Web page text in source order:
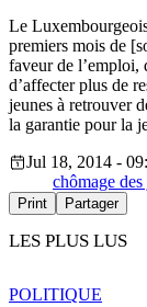
Le
premiers mois de
faveur de l’emploi,
d’affecter plus de
jeunes à retrouver
la garantie pour la
Jul 18, 2014 -
chômage des
Print Partager
LES PLUS LUS
POLITIQUE